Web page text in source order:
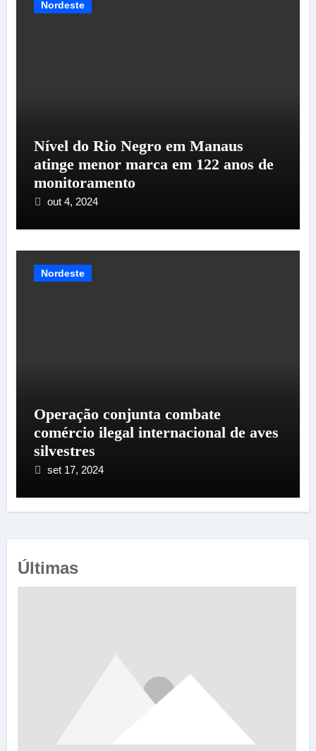
Nordeste
Nível do Rio Negro em Manaus
atinge menor marca em 122 anos de
monitoramento
out 4, 2024
Nordeste
Operação conjunta combate
comércio ilegal internacional de aves
silvestres
set 17, 2024
Últimas